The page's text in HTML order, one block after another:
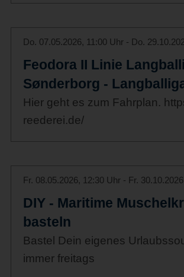
Do. 07.05.2026, 11:00 Uhr - Do.
Feodora II Linie
Sønderborg -
Hier geht es zum Fahrplan.
reederei.de/
Fr. 08.05.2026, 12:30 Uhr - Fr. 30.10.2026
DIY - Maritime
basteln
Bastel Dein eigenes
immer freitags